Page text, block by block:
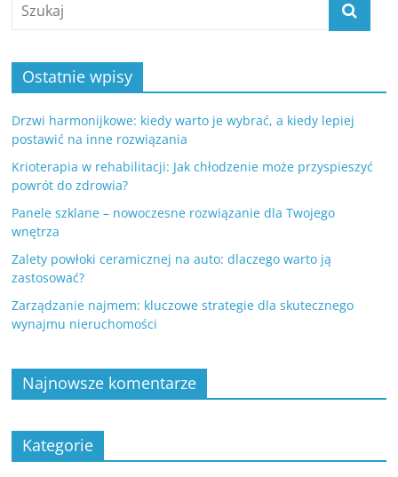
Ostatnie wpisy
Drzwi harmonijkowe: kiedy warto je wybrać, a kiedy lepiej
postawić na inne rozwiązania
Krioterapia w rehabilitacji: Jak chłodzenie może przyspieszyć
powrót do zdrowia?
Panele szklane – nowoczesne rozwiązanie dla Twojego
wnętrza
Zalety powłoki ceramicznej na auto: dlaczego warto ją
zastosować?
Zarządzanie najmem: kluczowe strategie dla skutecznego
wynajmu nieruchomości
Najnowsze komentarze
Kategorie